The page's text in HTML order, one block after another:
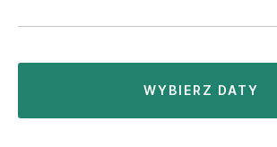
WYBIERZ DATY